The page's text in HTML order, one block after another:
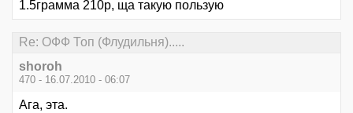
1.5грамма 210р, ща такую пользую
Re: ОФФ Топ (Флудильня).....
shoroh
470 - 16.07.2010 - 06:07
Ага, эта.